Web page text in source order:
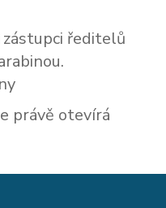
ředitelů
právě otevírá